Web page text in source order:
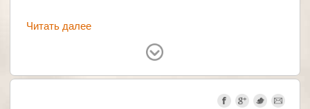
Читать далее
Великобритания